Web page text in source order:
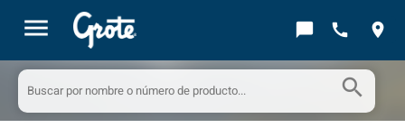
menu chat_bubble call location_on
search